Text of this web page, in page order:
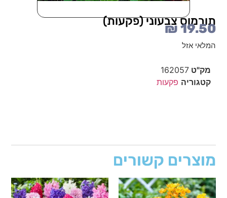
תורמוס צבעוני (פקעות)
₪ 19.50
המלאי אזל
מק"ט162057
קטגוריה פקעות
מוצרים קשורים